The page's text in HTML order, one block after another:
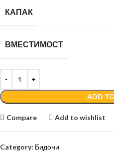
КАПАК
ВМЕСТИМОСТ
ADD
Compare Add to wishlist
Category: Бидони